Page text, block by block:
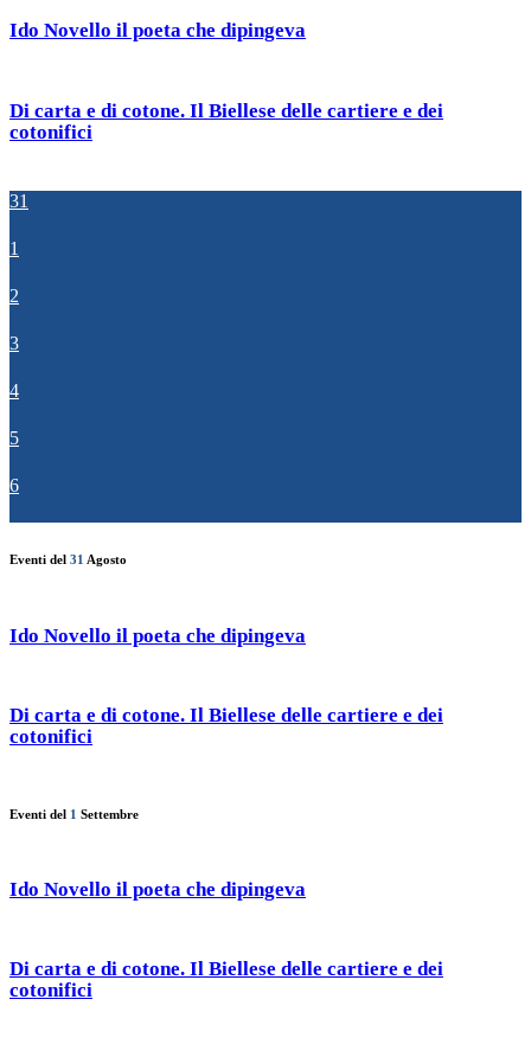
Ido Novello il poeta che dipingeva
Di carta e di cotone. Il Biellese delle cartiere e dei
cotonifici
31
1
2
3
4
5
6
Eventi del 31 Agosto
Ido Novello il poeta che dipingeva
Di carta e di cotone. Il Biellese delle cartiere e dei
cotonifici
Eventi del 1 Settembre
Ido Novello il poeta che dipingeva
Di carta e di cotone. Il Biellese delle cartiere e dei
cotonifici